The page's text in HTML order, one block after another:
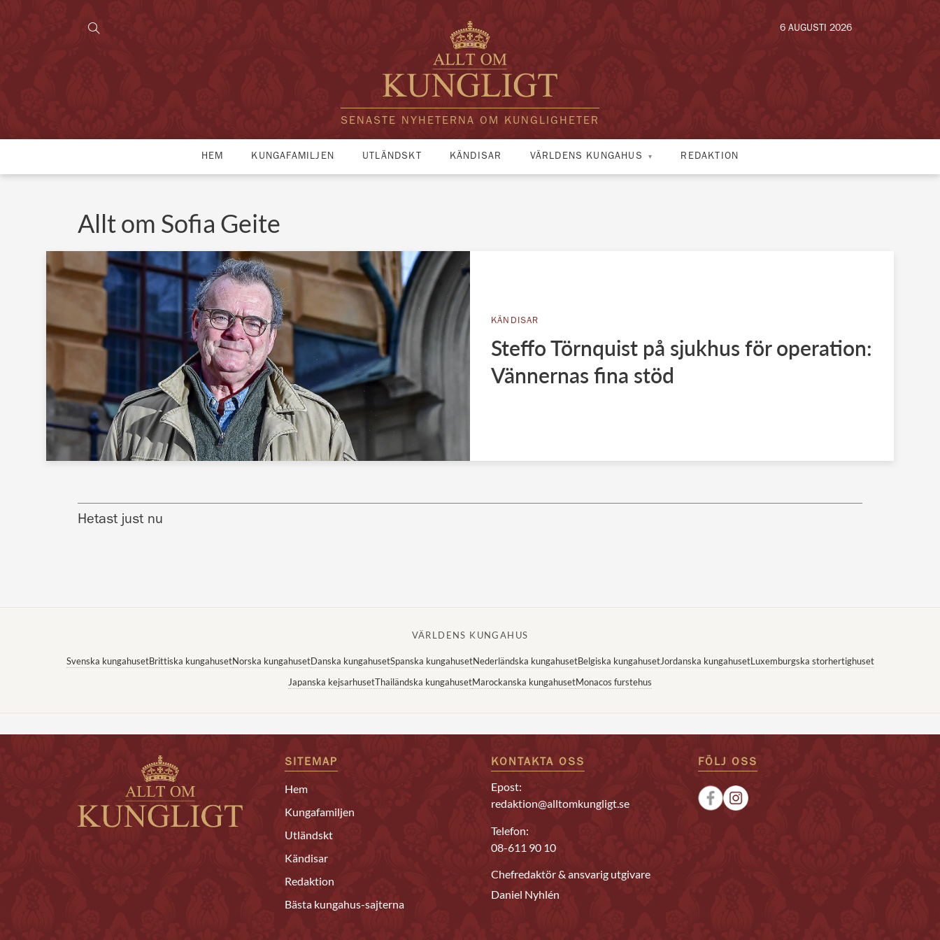
SENASTE NYHETERNA OM KUNGLIGHETER
6 AUGUSTI 2026
HEM KUNGAFAMILJEN UTLÄNDSKT KÄNDISAR VÄRLDENS KUNGAHUS REDAKTION
Allt om Sofia Geite
KÄNDISAR
Steffo Törnquist på sjukhus för operation:
Vännernas fina stöd
Hetast just nu
VÄRLDENS KUNGAHUS
Svenska kungahusetBrittiska kungahusetNorska kungahusetDanska kungahusetSpanska kungahusetNederländska kungahusetBelgiska kungahusetJordanska kungahusetLuxemburgska storhertighuset
Japanska kejsarhusetThailändska kungahusetMarockanska kungahusetMonacos furstehus
SITEMAP
Hem
Kungafamiljen
Utländskt
Kändisar
Redaktion
Bästa kungahus-sajterna
KONTAKTA OSS
Epost:
redaktion@alltomkungligt.se
Telefon:
08-611 90 10
Chefredaktör & ansvarig utgivare
Daniel Nyhlén
FÖLJ OSS